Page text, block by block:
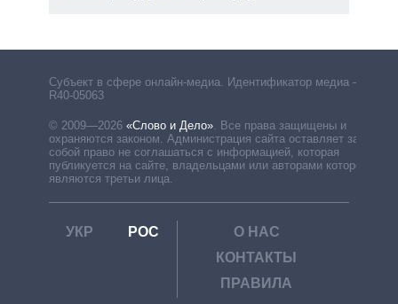
Субъект в сфере онлайн-медиа. Идентификатор медиа –
R40-05063
© 2009—2026 «Слово и Дело». Все права защищены и
охраняются законом. Администрация сайта оставляет за
собой право не соглашаться с информацией, которая
публикуется на сайте, владельцами или авторами которой
являются третьи лица.
УКР РОС
О НАС
КОНТАКТЫ
ПРАВИЛА